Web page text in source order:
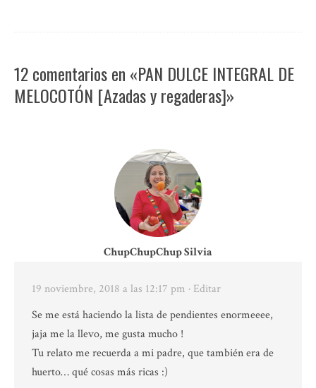
12 comentarios en «PAN DULCE INTEGRAL DE
MELOCOTÓN [Azadas y regaderas]»
ChupChupChup Silvia
19 noviembre, 2018 a las 12:17 pm · Editar
Se me está haciendo la lista de pendientes enormeeee,
jaja me la llevo, me gusta mucho !
Tu relato me recuerda a mi padre, que también era de
huerto… qué cosas más ricas :)